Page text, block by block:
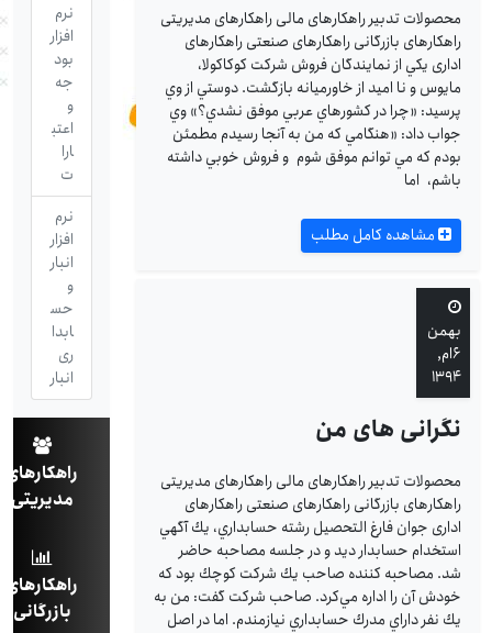
محصولات تدبیر راهکارهای مالی راهکارهای مدیریتی
راهکارهای بازرگانی راهکارهای صنعتی راهکارهای
اداری يكي از نمايندگان فروش شركت كوكاكولا،
مايوس و نا اميد از خاورميانه بازگشت. دوستي از وي
پرسيد: «چرا در كشورهاي عربي موفق نشدي؟» وي
جواب داد: «هنگامي كه من به آنجا رسيدم مطمئن
بودم كه مي توانم موفق شوم و فروش خوبي داشته
باشم، اما
مشاهده کامل مطلب
بهمن
۶ام,
۱۳۹۴
نگرانی های من
محصولات تدبیر راهکارهای مالی راهکارهای مدیریتی
راهکارهای بازرگانی راهکارهای صنعتی راهکارهای
اداری جوان فارغ التحصيل رشته حسابداري، يك آگهي
استخدام حسابدار ديد و در جلسه مصاحبه حاضر
شد. مصاحبه كننده صاحب يك شركت كوچك بود كه
خودش آن را اداره مي‌كرد. صاحب شركت گفت: من به
يك نفر داراي مدرك حسابداري نيازمندم. اما در اصل
نرم
افزار
بود
جه
اعتب
ارا
ت
نرم
افزار
انبار
حس
ابدا
ری
انبار
راهکارهای
مدیریتی
راهکارهای
بازرگانی